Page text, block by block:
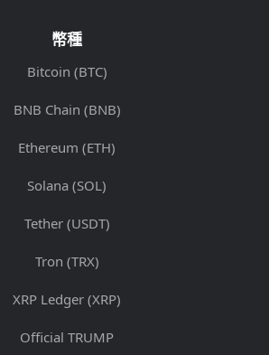
幣種
Bitcoin (BTC)
BNB Chain (BNB)
Ethereum (ETH)
Solana (SOL)
Tether (USDT)
Tron (TRX)
XRP Ledger (XRP)
Official TRUMP